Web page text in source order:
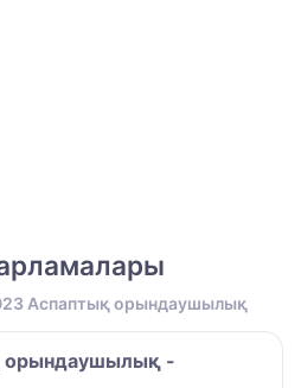
Аспаптық орындаушылық
орындаушылық -